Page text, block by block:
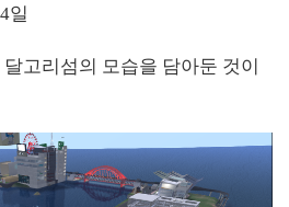
일
고리섬의 모습을 담아둔 것이